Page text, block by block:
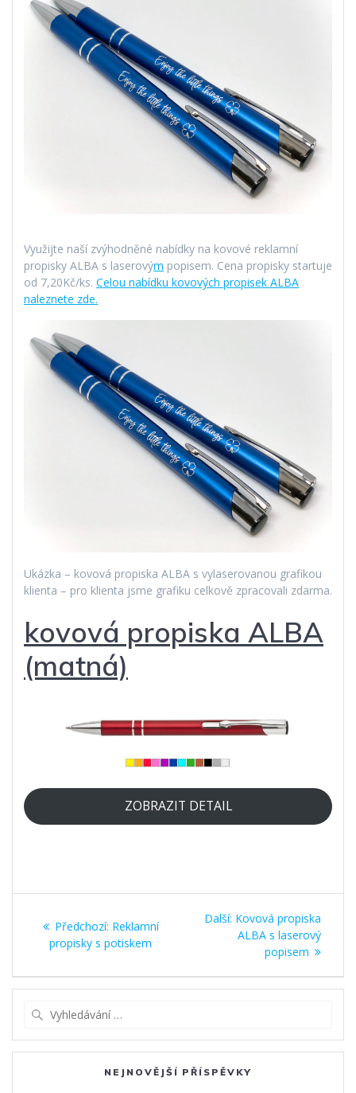
Využijte naší zvýhodněné nabídky na kovové reklamní
propisky ALBA s laserovým popisem. Cena propisky startuje
od 7,20Kč/ks. Celou nabídku kovových propisek ALBA
naleznete zde.
Ukázka – kovová propiska ALBA s vylaserovanou grafikou
klienta – pro klienta jsme grafiku celkově zpracovali zdarma.
kovová propiska ALBA
(matná)
ZOBRAZIT DETAIL
pro
příspěvek
Předchozí: Předchozí
příspěvek:
Reklamní
propisky s potiskem
Další: Další
příspěvek:
Kovová propiska
ALBA s laserový
popisem
NEJNOVĚJŠÍ PŘÍSPĚVKY